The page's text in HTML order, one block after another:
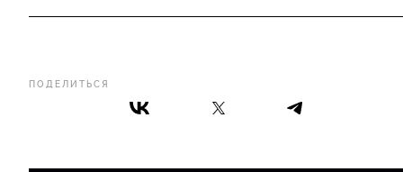
ПОДЕЛИТЬСЯ